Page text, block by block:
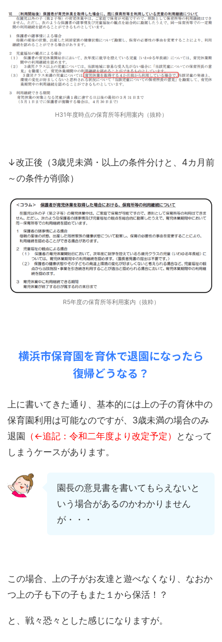
H31年度時点の保育所等利用案内（抜粋）
↓改正後（3歳児未満・以上の条件分けと、4カ月前
～の条件が削除）
R5年度の保育所等利用案内（抜粋）
横浜市保育園を育休で退園になったら
復帰どうなる？
上に書いてきた通り、基本的には上の子の育休中の
保育園利用は可能なのですが、3歳未満の場合のみ
退園 （←追記：令和二年度より改定予定）
となって
しまうケースがあります。
園長の意見書を書いてもらえないと
いう場合があるのかわかりません
が・・・
この場合、上の子がお友達と遊べなくなり、なおか
つ上の子も下の子もまた１から保活！？
と、戦々恐々とした感じになりますが。